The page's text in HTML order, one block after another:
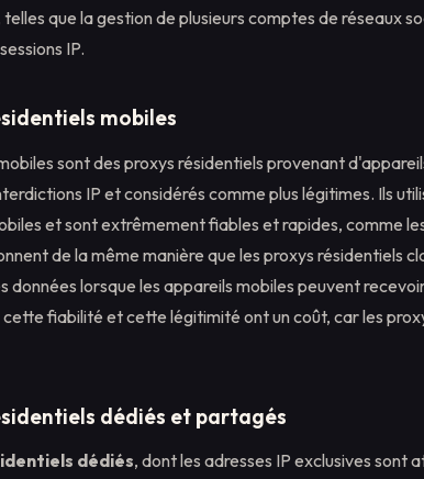
que la gestion de plusieurs comptes de réseaux
IP.
mobiles
sont des proxys résidentiels provenant
IP et considérés comme plus légitimes. Ils
et sont extrêmement fiables et rapides, comme
de la même manière que les proxys résidentiels
données lorsque les appareils mobiles peuvent
fiabilité et cette légitimité ont un coût, car les
dédiés et partagés
dédiés, dont les adresses IP exclusives sont